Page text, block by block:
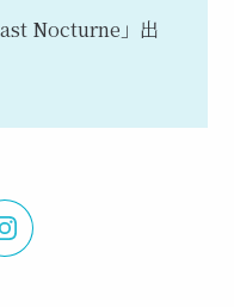
Nocturne」出